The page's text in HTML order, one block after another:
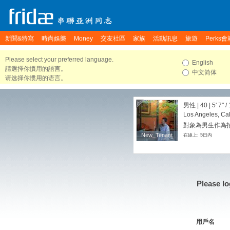
新聞&特寫 時尚娛樂 Money 交友社區 家族 活動訊息 旅遊 Perks會
Please select your preferred language.
請選擇你慣用的語言。
请选择你惯用的语言。
English
中文简体
New_Tenant
New_Tenant
男性 | 40 | 5' 7" /
Los Angeles,
對象為男生作為
在線上: 5日內
Please
用戶名